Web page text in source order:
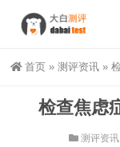
首页 » 测评资讯 »
检查焦虑
测评资讯